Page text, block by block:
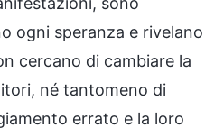
ogni speranza e rivelano
cercano di cambiare la
né tantomeno di
errato e la loro